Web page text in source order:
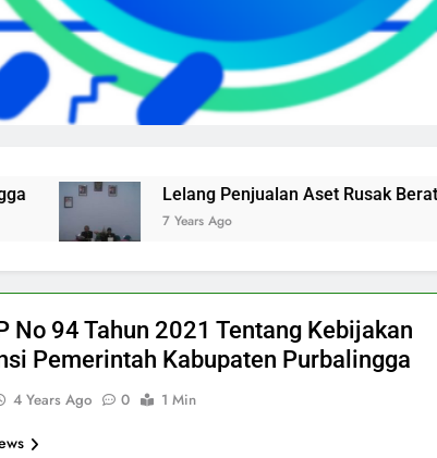
Lelang Penjualan Aset Rusak Berat di Bakeuda
7 Years Ago
No 94 Tahun 2021 Tentang Kebijakan
Pemerintah Kabupaten Purbalingga
4 Years Ago 0 1 Min